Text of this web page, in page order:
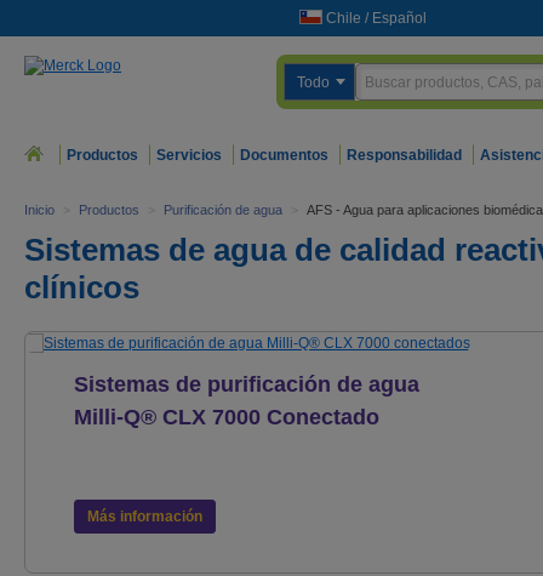
Chile / Español
Todo
Productos Servicios Documentos Responsabilidad
Inicio > Productos > Purificación de agua > AFS - Agua para aplicaciones
Sistemas de agua de calidad
clínicos
Sistemas de purificación de agua
Milli-Q® CLX 7000 Conectado
Más información